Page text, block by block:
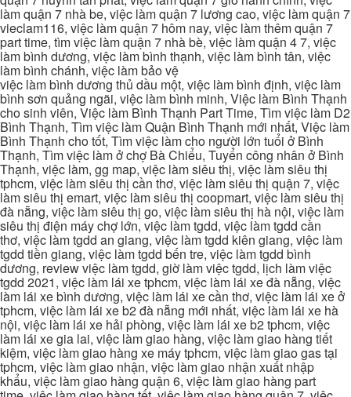
làm quận 7 nhà be, việc làm quận 7 lương cao, việc làm quận 7
vieclam116, việc làm quận 7 hôm nay, việc làm thêm quận 7
part time, tìm việc làm quận 7 nhà bè, việc làm quận 4 7, việc
làm bình dương, việc làm bình thạnh, việc làm bình tân, việc
làm bình chánh, việc làm bảo vệ
việc làm bình dương thủ dầu một, việc làm bình định, việc làm
bình sơn quảng ngãi, việc làm bình minh, Việc làm Bình Thạnh
cho sinh viên, Việc làm Bình Thạnh Part Time, Tìm việc làm D2
Bình Thạnh, Tìm việc làm Quận Bình Thạnh mới nhất, Việc làm
Bình Thạnh cho tốt, Tìm việc làm cho người lớn tuổi ở Bình
Thạnh, Tìm việc làm ở chợ Bà Chiểu, Tuyển công nhân ở Bình
Thạnh, việc làm, gg map, việc làm siêu thị, việc làm siêu thị
tphcm, việc làm siêu thị cần thơ, việc làm siêu thị quận 7, việc
làm siêu thị emart, việc làm siêu thị coopmart, việc làm siêu thị
đà nẵng, việc làm siêu thị go, việc làm siêu thị hà nội, việc làm
siêu thị điện máy chợ lớn, việc làm tgdd, việc làm tgdd cần
thơ, việc làm tgdd an giang, việc làm tgdd kiên giang, việc làm
tgdd tiền giang, việc làm tgdd bến tre, việc làm tgdd bình
dương, review việc làm tgdd, giờ làm việc tgdd, lịch làm việc
tgdd 2021, việc làm lái xe tphcm, việc làm lái xe đà nẵng, việc
làm lái xe bình dương, việc làm lái xe cần thơ, việc làm lái xe ở
tphcm, việc làm lái xe b2 đà nẵng mới nhất, việc làm lái xe hà
nội, việc làm lái xe hải phòng, việc làm lái xe b2 tphcm, việc
làm lái xe gia lai, việc làm giao hàng, việc làm giao hàng tiết
kiệm, việc làm giao hàng xe máy tphcm, việc làm giao gas tại
tphcm, việc làm giao nhận, việc làm giao nhận xuất nhập
khẩu, việc làm giao hàng quận 6, việc làm giao hàng part